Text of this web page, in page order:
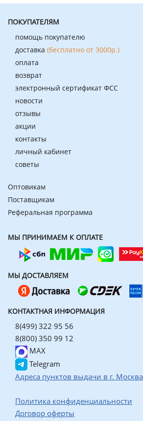
ПОКУПАТЕЛЯМ
помощь покупателю
доставка (бесплатно от 3000р.)
оплата
возврат
электронный сертификат ФСС
новости
отзывы
акции
контакты
личный кабинет
советы
Оптовикам
Поставщикам
Реферальная программа
МЫ ПРИНИМАЕМ К ОПЛАТЕ
МЫ ДОСТАВЛЯЕМ
КОНТАКТНАЯ ИНФОРМАЦИЯ
8(499) 322 95 56
8(800) 350 99 12
MAX
Telegram
Адреса пунктов выдачи в г. Москва
Политика конфиденциальности
Договор оферты